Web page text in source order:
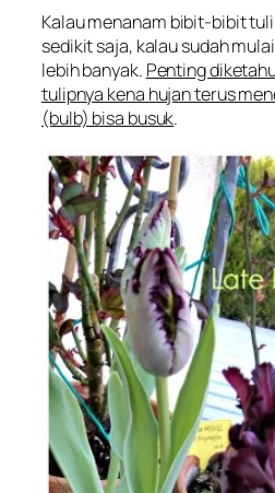
Kalau menanam bibit-bibit
sedikit saja, kalau sudah
lebih banyak. Penting
tulipnya kena hujan terus
(bulb) bisa busuk.